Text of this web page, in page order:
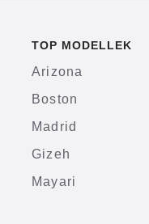
TOP MODELLEK
Arizona
Boston
Madrid
Gizeh
Mayari